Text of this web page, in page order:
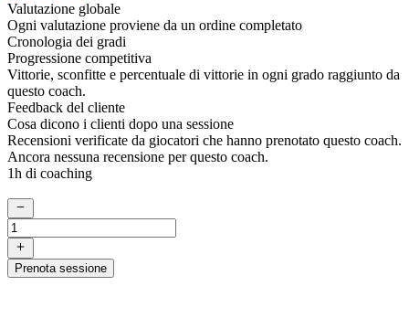
Valutazione globale
Ogni valutazione proviene da un ordine completato
Cronologia dei gradi
Progressione competitiva
Vittorie, sconfitte e percentuale di vittorie in ogni grado raggiunto da
questo coach.
Feedback del cliente
Cosa dicono i clienti dopo una sessione
Recensioni verificate da giocatori che hanno prenotato questo coach.
Ancora nessuna recensione per questo coach.
1h di coaching
Prenota sessione